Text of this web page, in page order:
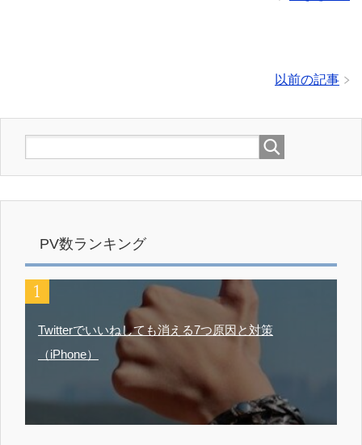
以前の記事
PV数ランキング
Twitterでいいねしても消える7つ原因と対策
（iPhone）